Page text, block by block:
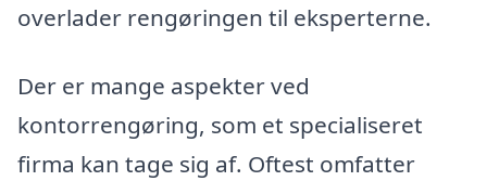
overlader rengøringen til eksperterne.
Der er mange aspekter ved
kontorrengøring, som et specialiseret
firma kan tage sig af. Oftest omfatter